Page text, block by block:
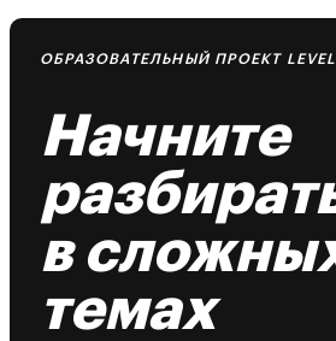
ОБРАЗОВАТЕЛЬНЫЙ ПРОЕКТ LEVEL
Начните
в
темах